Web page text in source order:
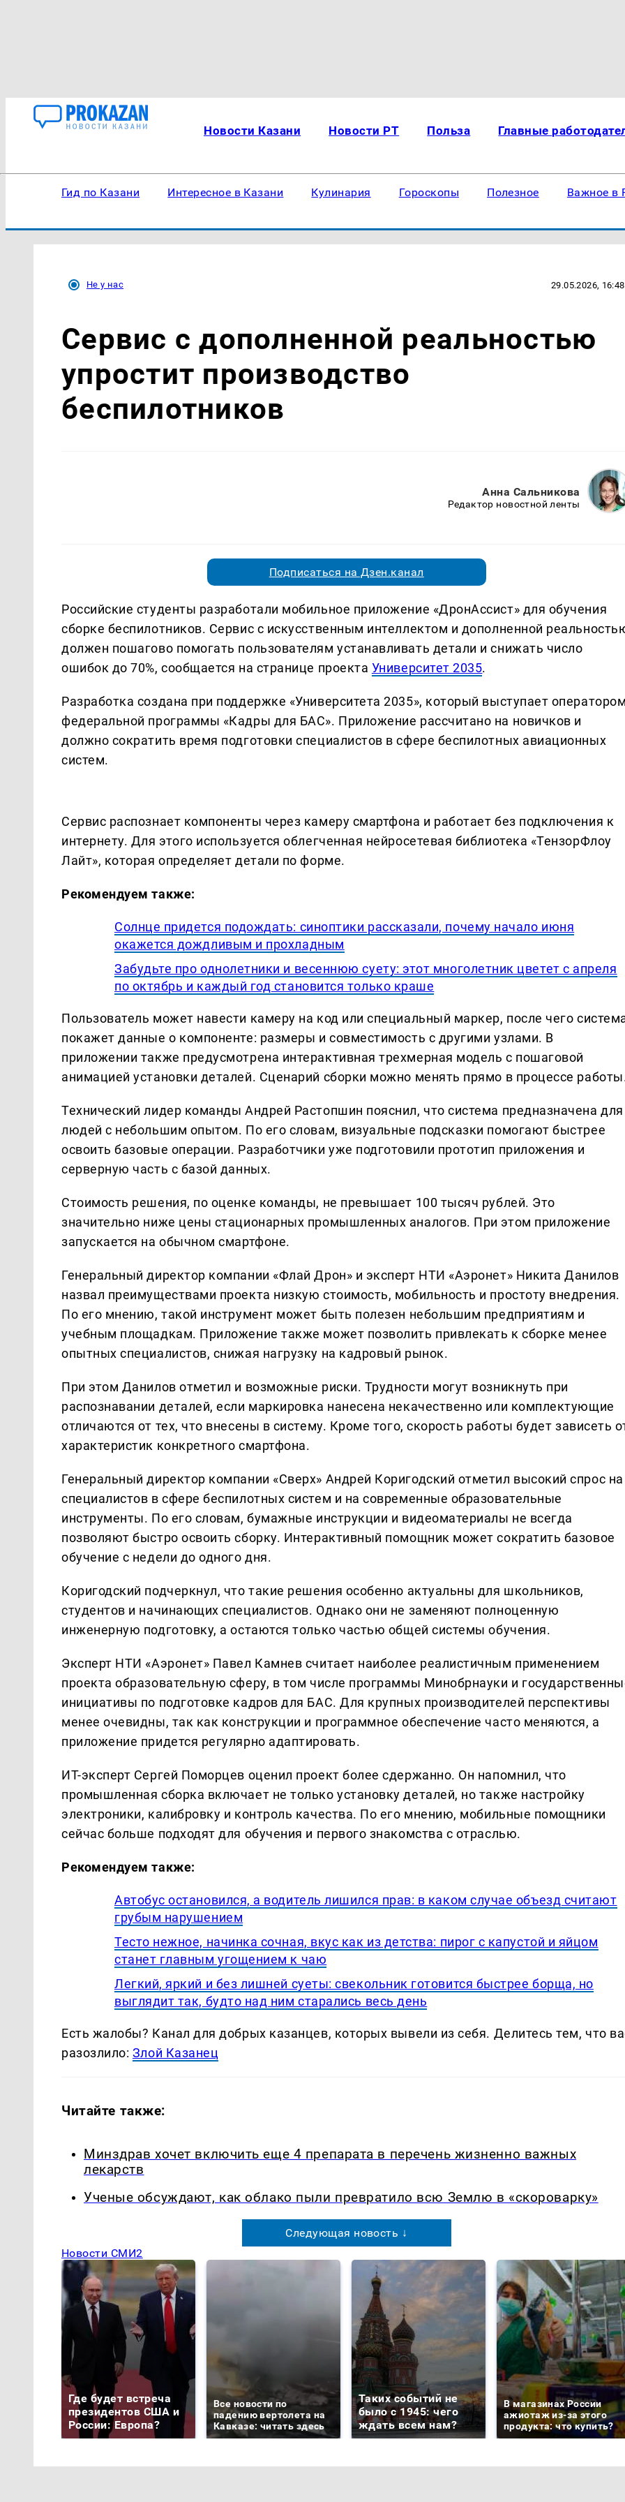
Новости Казани Новости РТ Польза Главные
Гид по Казани Интересное в Казани Кулинария Гороскопы Полезное Важное в
Не у нас 29.05.2026, 16:48
Сервис с дополненной реальностью
упростит производство
беспилотников
Анна Сальникова
Редактор новостной ленты
Подписаться на Дзен.канал
Российские студенты разработали мобильное приложение «ДронАссист» для обучения
сборке беспилотников. Сервис с искусственным интеллектом и дополненной
должен пошагово помогать пользователям устанавливать детали и снижать число
ошибок до 70%, сообщается на странице проекта Университет 2035.
Разработка создана при поддержке «Университета 2035», который выступает
федеральной программы «Кадры для БАС». Приложение рассчитано на новичков и
должно сократить время подготовки специалистов в сфере беспилотных авиационных
систем.
Сервис распознает компоненты через камеру смартфона и работает без подключения к
интернету. Для этого используется облегченная нейросетевая библиотека «ТензорФлоу
Лайт», которая определяет детали по форме.
Рекомендуем также:
Солнце придется подождать: синоптики рассказали, почему начало июня
окажется дождливым и прохладным
Забудьте про однолетники и весеннюю суету: этот многолетник цветет с апреля
по октябрь и каждый год становится только краше
Пользователь может навести камеру на код или специальный маркер, после чего
покажет данные о компоненте: размеры и совместимость с другими узлами. В
приложении также предусмотрена интерактивная трехмерная модель с пошаговой
анимацией установки деталей. Сценарий сборки можно менять прямо в процессе
Технический лидер команды Андрей Растопшин пояснил, что система предназначена для
людей с небольшим опытом. По его словам, визуальные подсказки помогают быстрее
освоить базовые операции. Разработчики уже подготовили прототип приложения и
серверную часть с базой данных.
Стоимость решения, по оценке команды, не превышает 100 тысяч рублей. Это
значительно ниже цены стационарных промышленных аналогов. При этом приложение
запускается на обычном смартфоне.
Генеральный директор компании «Флай Дрон» и эксперт НТИ «Аэронет» Никита Данилов
назвал преимуществами проекта низкую стоимость, мобильность и простоту внедрения.
По его мнению, такой инструмент может быть полезен небольшим предприятиям и
учебным площадкам. Приложение также может позволить привлекать к сборке менее
опытных специалистов, снижая нагрузку на кадровый рынок.
При этом Данилов отметил и возможные риски. Трудности могут возникнуть при
распознавании деталей, если маркировка нанесена некачественно или комплектующие
отличаются от тех, что внесены в систему. Кроме того, скорость работы будет зависеть
характеристик конкретного смартфона.
Генеральный директор компании «Сверх» Андрей Коригодский отметил высокий спрос на
специалистов в сфере беспилотных систем и на современные образовательные
инструменты. По его словам, бумажные инструкции и видеоматериалы не всегда
позволяют быстро освоить сборку. Интерактивный помощник может сократить базовое
обучение с недели до одного дня.
Коригодский подчеркнул, что такие решения особенно актуальны для школьников,
студентов и начинающих специалистов. Однако они не заменяют полноценную
инженерную подготовку, а остаются только частью общей системы обучения.
Эксперт НТИ «Аэронет» Павел Камнев считает наиболее реалистичным применением
проекта образовательную сферу, в том числе программы Минобрнауки и
инициативы по подготовке кадров для БАС. Для крупных производителей перспективы
менее очевидны, так как конструкции и программное обеспечение часто меняются, а
приложение придется регулярно адаптировать.
ИТ-эксперт Сергей Поморцев оценил проект более сдержанно. Он напомнил, что
промышленная сборка включает не только установку деталей, но также настройку
электроники, калибровку и контроль качества. По его мнению, мобильные помощники
сейчас больше подходят для обучения и первого знакомства с отраслью.
Рекомендуем также:
Автобус остановился, а водитель лишился прав: в каком случае объезд считают
грубым нарушением
Тесто нежное, начинка сочная, вкус как из детства: пирог с капустой и яйцом
станет главным угощением к чаю
Легкий, яркий и без лишней суеты: свекольник готовится быстрее борща, но
выглядит так, будто над ним старались весь день
Есть жалобы? Канал для добрых казанцев, которых вывели из себя. Делитеcь тем, что
разозлило: Злой Казанец
Читайте также:
Минздрав хочет включить еще 4 препарата в перечень жизненно важных
лекарств
Ученые обсуждают, как облако пыли превратило всю Землю в «скороварку»
Следующая новость ↓
Новости СМИ2
Где будет встреча
президентов США и
России: Европа?
Все новости по
падению вертолета на
Кавказе: читать здесь
Таких событий не
было с 1945: чего
ждать всем нам?
В магазинах России
ажиотаж из-за этого
продукта: что купить?